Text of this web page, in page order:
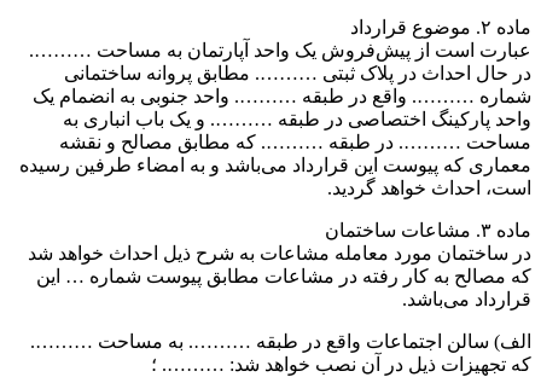
ماده ۲. موضوع قرارداد
عبارت است از پیش‌فروش یک واحد آپارتمان به مساحت ……….
در حال احداث در پلاک ثبتی ………. مطابق پروانه ساختمانی
شماره ………. واقع در طبقه ………. واحد جنوبی به انضمام یک
واحد پارکینگ اختصاصی در طبقه ………. و یک باب انباری به
مساحت ………. در طبقه ………. که مطابق مصالح و نقشه
معماری که پیوست این قرارداد می‌باشد و به امضاء طرفین رسیده
است، احداث خواهد گردید.
ماده ۳. مشاعات ساختمان
در ساختمان مورد معامله مشاعات به شرح ذیل احداث خواهد شد
که مصالح به کار رفته در مشاعات مطابق پیوست شماره … این
قرارداد می‌باشد.
الف) سالن اجتماعات واقع در طبقه ………. به مساحت ……….
که تجهیزات ذیل در آن نصب خواهد شد: ………. ؛